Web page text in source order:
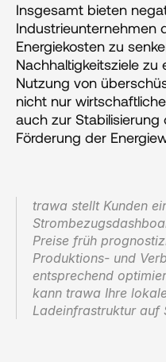
Insgesamt bieten
Industrieunternehmen
Energiekosten zu
Nachhaltigkeitsziele zu
Nutzung von
nicht nur
auch zur
Förderung der
trawa stellt Kunden
Preise früh
Produktions- und
entsprechend
kann trawa Ihre
Ladeinfrastruktur auf